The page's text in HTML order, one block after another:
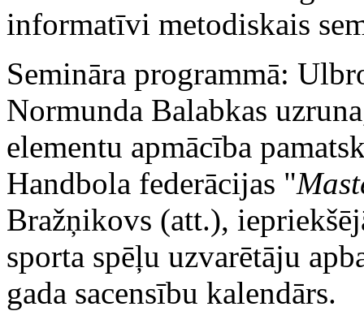
informatīvi metodiskais
Semināra programmā:
Normunda Balabkas
elementu apmācība
Handbola federācijas "
Bražņikovs (att.),
sporta spēļu uzvarētāju
gada sacensību kalendārs.